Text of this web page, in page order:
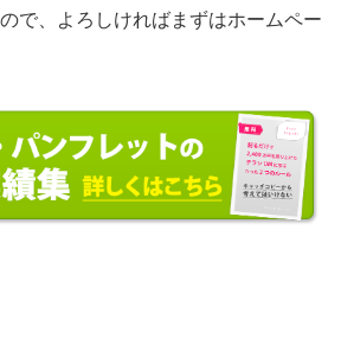
で、よろしければまずはホームペー